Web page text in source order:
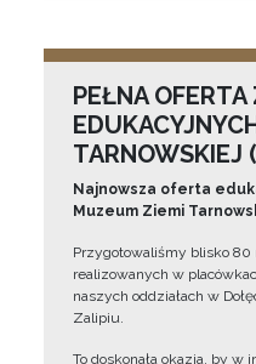
PEŁNA OFERTA
TARNOWSKIEJ
Najnowsza oferta
Muzeum Ziemi
Przygotowaliśmy blisko
realizowanych w
naszych oddziałach w
Zalipiu.
To doskonała okazja, by